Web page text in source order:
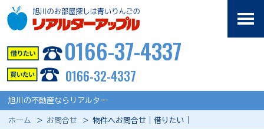
0166-37-4337
0166-32-4337
旭川の不動産ならリアルター
ホーム お問合せ 物件へお問合せ｜借りたい｜